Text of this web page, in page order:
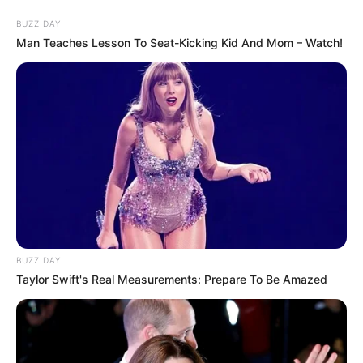
Sehenswürdigkeiten in Seßlach
Stadtmauer mit Rothenberger Stadttor - weiter»
BUZZ DAY
Man Teaches Lesson To Seat-Kicking Kid And Mom – Watch!
BUZZ DAY
Taylor Swift's Real Measurements: Prepare To Be Amazed